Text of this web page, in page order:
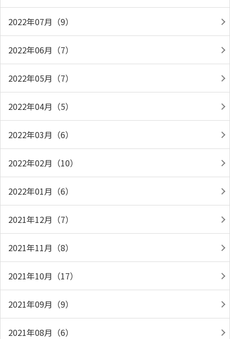
2022年07月（9）
2022年06月（7）
2022年05月（7）
2022年04月（5）
2022年03月（6）
2022年02月（10）
2022年01月（6）
2021年12月（7）
2021年11月（8）
2021年10月（17）
2021年09月（9）
2021年08月（6）